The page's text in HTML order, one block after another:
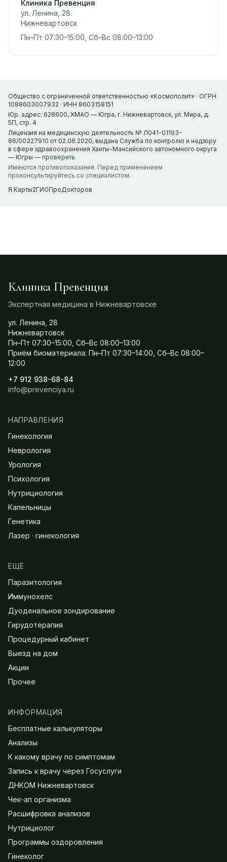
Клиника Превенция
ул. Ленина, 28
Нижневартовск
Пн–Пт 07:30–15:00, Сб–Вс 08:00–13:00
Общество с ограниченной ответственностью «Космополит» · ОГРН
1088603007932 · ИНН 8603158151
Юр. адрес: 628600, ХМАО — Югра, г. Нижневартовск, ул. Мира, д.
5П, стр. 4
Лицензия на медицинскую деятельность № Л041-01193-
86/00327910 от 02.06.2020, выдана Служба по контролю и надзору
в сфере здравоохранения Ханты-Мансийского автономного округа
— Югры — проверить
Имеются противопоказания. Перед применением
проконсультируйтесь со специалистом.
Я.Карты2ГИСПроДокторов
Клиника Превенция
Экспертная медицина в Нижневартовске
ул. Ленина, 28
Нижневартовск
Пн–Пт 07:30–15:00, Сб–Вс 08:00–13:00
Приём биоматериала: Пн–Пт 07:30–14:00, Сб–Вс 08:00–
12:00
+7 912 938-68-84
info@prevenciya.ru
НАПРАВЛЕНИЯ
Гинекология
Неврология
Урология
Психология
Нутрициология
Капельницы
Генетика
Лазер · гинекология
ЕЩЁ
Паразитология
Иммунохелс
Дуоденальное зондирование
Гирудотерапия
Процедурный кабинет
Выезд на дом
Акции
Прочее
ИНФОРМАЦИЯ
Бесплатные калькуляторы
Анализы
К какому врачу по симптомам
Запись к врачу через Госуслуги
ДНКОМ Нижневартовск
Чек-ап организма
Расшифровка анализов
Нутрициолог
Программы оздоровления
Гинеколог